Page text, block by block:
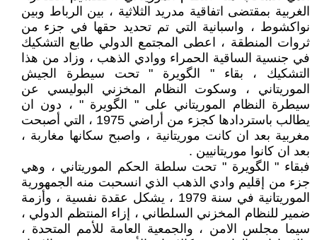
الغربية بمقتضى اتفاقية مدريد الثلاثية ، بين الرباط وبين
نواكشوط ، واسبانية التي تم تحديد حقها في جزء من
ثروات المنطقة ، اعطى المجتمع الدولي طابع التشكيك
في جنسية الساقية الحمراء ووادي الذهب ، وزاد من هذا
التشكيك ، بقاء " الگويرة " تحت سيطرة الجيش
الموريتاني ، وسكوت النظام المخزني البوليسي عن
سيطرة النظام الموريتاني على " الگويرة " ، دون ان
يطالب باستردادها كجزء من أراضي 1975 ، التي أصبحت
مغربية بعد ان كانت موريتانية ، واصبح سكانها مغاربة ،
بعد ان كانوا موريتانيين .
فبقاء " الگويرة " تحت سلطة الحكم الموريتاني ، وهي
جزء من إقليم وادي الذهب الذي انسحبت منه الجمهورية
الموريتانية في سنة 1979 ، يشكل عقدة نفسية ، وأزمة
ضمير للنظام المخزني السلطاني ، إزاء المنتظم الدولي ،
سيما مجلس الامن ، والجمعية العامة للأمم المتحدة ،